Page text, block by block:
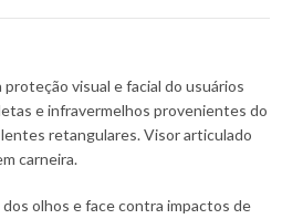
proteção visual e facial do usuários
e infravermelhos provenientes do
retangulares. Visor articulado
carneira.
olhos e face contra impactos de